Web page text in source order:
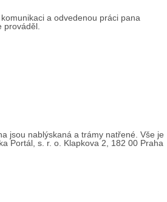
a odvedenou práci pana
prováděl.
jsou nablýskaná a trámy natřené. Vše je
Portál, s. r. o. Klapkova 2, 182 00 Praha